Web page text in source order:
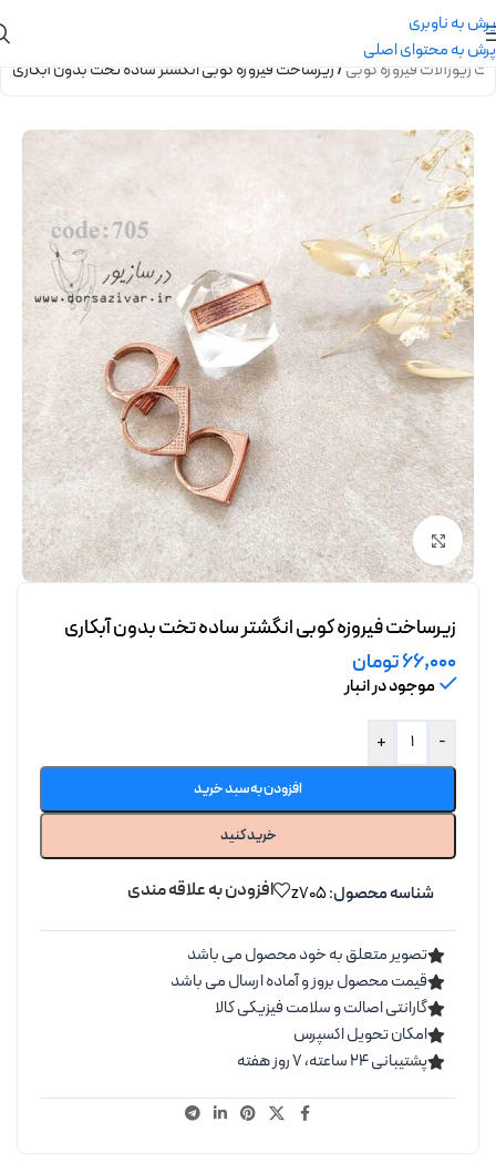
پرش به ناوبری
پرش به محتوای اصلی
زیورآلات فیروزه کوبی/زیرساخت فیروزه کوبی انگشتر ساده تخت بدون آبکاری
برای بزرگنمایی کلیک کنید
زیرساخت فیروزه کوبی انگشتر ساده تخت بدون آبکاری
66,000تومان
موجود در انبار
-
+
افزودن به سبد خرید
خرید کنید
شناسه محصول:z705 افزودن به علاقه مندی
تصویر متعلق به خود محصول می باشد
قیمت محصول بروز و آماده ارسال می باشد
گارانتی اصالت و سلامت فیزیکی کالا
امکان تحویل اکسپرس
پشتیبانی ۲۴ ساعته، ۷ روز هفته